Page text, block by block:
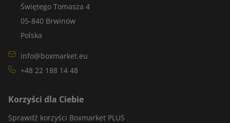
Świętego Tomasza 4
05-840 Brwinów
Polska
info@boxmarket.eu
+48 22 188 14 48
Korzyści dla Ciebie
Sprawdź korzyści Boxmarket PLUS